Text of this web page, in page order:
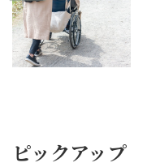
ピックアップ